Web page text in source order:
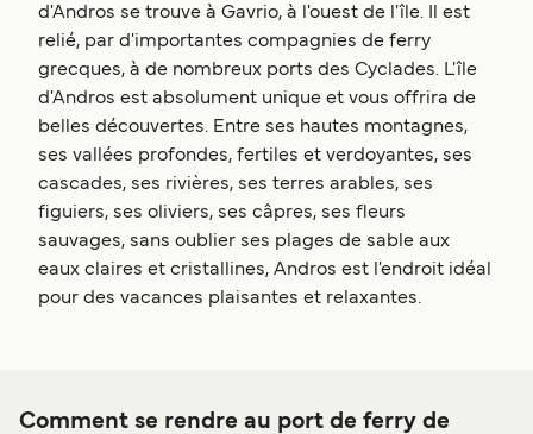
d'Andros se trouve à Gavrio, à l'ouest de l'île. Il est
relié, par d'importantes compagnies de ferry
grecques, à de nombreux ports des Cyclades. L'île
d'Andros est absolument unique et vous offrira de
belles découvertes. Entre ses hautes montagnes,
ses vallées profondes, fertiles et verdoyantes, ses
cascades, ses rivières, ses terres arables, ses
figuiers, ses oliviers, ses câpres, ses fleurs
sauvages, sans oublier ses plages de sable aux
eaux claires et cristallines, Andros est l'endroit idéal
pour des vacances plaisantes et relaxantes.
Comment se rendre au port de ferry de